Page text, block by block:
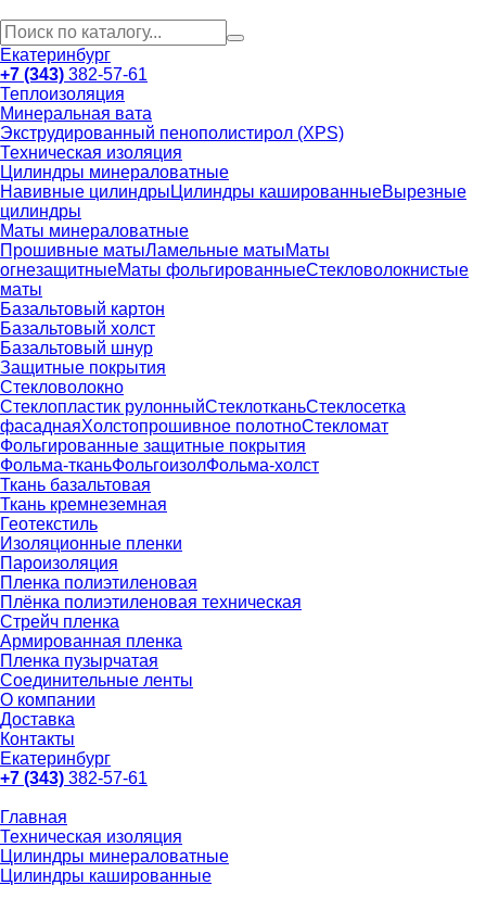
Екатеринбург
+7 (343) 382-57-61
Теплоизоляция
Минеральная вата
Экструдированный пенополистирол (XPS)
Техническая изоляция
Цилиндры минераловатные
Навивные цилиндры Цилиндры кашированныеВырезные
цилиндры
Маты минераловатные
Прошивные матыЛамельные матыМаты
огнезащитныеМаты фольгированныеСтекловолокнистые
маты
Базальтовый картон
Базальтовый холст
Базальтовый шнур
Защитные покрытия
Стекловолокно
Стеклопластик рулонныйСтеклотканьСтеклосетка
фасаднаяХолстопрошивное полотноСтекломат
Фольгированные защитные покрытия
Фольма-тканьФольгоизолФольма-холст
Ткань базальтовая
Ткань кремнеземная
Геотекстиль
Изоляционные пленки
Пароизоляция
Пленка полиэтиленовая
Плёнка полиэтиленовая техническая
Стрейч пленка
Армированная пленка
Пленка пузырчатая
Соединительные ленты
О компании
Доставка
Контакты
Екатеринбург
+7 (343) 382-57-61
Главная
Техническая изоляция
Цилиндры минераловатные
Цилиндры кашированные